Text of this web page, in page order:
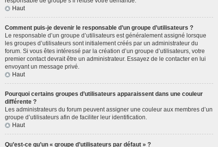
Haut
Comment puis-je devenir le responsable d’un groupe d’utilisateurs ?
Le responsable d’un groupe d’utilisateurs est généralement assigné lorsque
les groupes d’utilisateurs sont initialement créés par un administrateur du
forum. Si vous êtes intéressé par la création d’un groupe d’utilisateurs, votre
premier contact devrait être un administrateur. Essayez de le contacter en lui
envoyant un message privé.
Haut
Pourquoi certains groupes d’utilisateurs apparaissent dans une couleur
différente ?
Les administrateurs du forum peuvent assigner une couleur aux membres d’un
groupe d’utilisateurs afin de faciliter leur identification.
Haut
Qu’est-ce qu’un « groupe d’utilisateurs par défaut » ?